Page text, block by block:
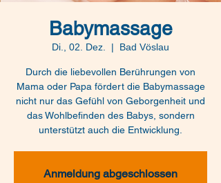
Babymassage
Di., 02. Dez.
  |
Bad Vöslau
Durch die liebevollen Berührungen von
Mama oder Papa fördert die Babymassage
nicht nur das Gefühl von Geborgenheit und
das Wohlbefinden des Babys, sondern
unterstützt auch die Entwicklung.
Anmeldung abgeschlossen